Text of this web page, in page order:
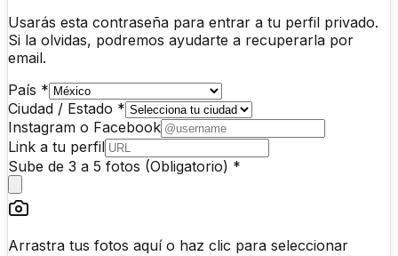
Usarás esta contraseña para entrar a tu perfil privado.
Si la olvidas, podremos ayudarte a recuperarla por
email.
País *
Ciudad / Estado *
Instagram o Facebook
Link a tu perfil
Sube de 3 a 5 fotos (Obligatorio) *
Arrastra tus fotos aquí o haz clic para seleccionar